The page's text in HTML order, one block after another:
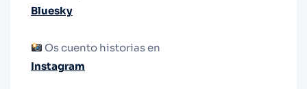
Bluesky
Os cuento historias en
Instagram